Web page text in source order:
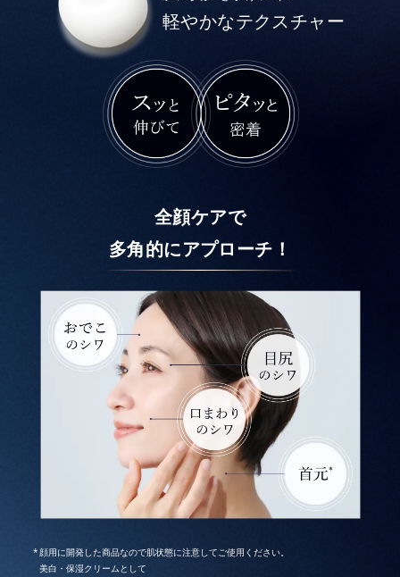
軽やかなテクスチャー
全顔ケアで
多角的にアプローチ！
顔用に開発した商品なので肌状態に注意してご使用ください。
美白・保湿クリームとして